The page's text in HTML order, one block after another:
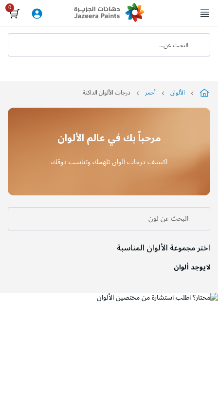
to
Content
البحث عن...
الألوان أحمر درجات الألوان الداكنة
مرحباً بك في عالم الألوان
اكتشف درجات ألوان تلهمك وتناسب ذوقك
البحث عن لون
اختر مجموعة الألوان المناسبة
لايوجد ألوان